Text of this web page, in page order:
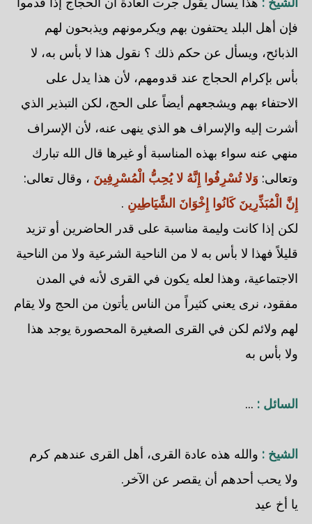
فإن أهل البلد يحتفون بهم ويكرمونهم ويذبحون لهم
الذبائح، ويسأل عن حكم ذلك ؟ نقول هذا لا بأس به، لا
بأس بإكرام الحجاج عند قدومهم، لأن هذا يدل على
الاحتفاء بهم ويشجعهم أيضاً على الحج، لكن التبذير الذي
أشرت إليه والإسراف هو الذي ينهى عنه، لأن الإسراف
منهي عنه سواء بهذه المناسبة أو غيرها قال الله تبارك
وتعالى: وَلا تُسْرِفُوا إِنَّهُ لا يُحِبُّ الْمُسْرِفِينَ ، وقال تعالى:
إِنَّ الْمُبَذِّرِينَ كَانُوا إِخْوَانَ الشَّيَاطِينِ .
لكن إذا كانت وليمة مناسبة على قدر الحاضرين أو تزيد
قليلاً فهذا لا بأس به لا من الناحية الشرعية ولا من الناحية
الاجتماعية، وهذا لعله يكون في القرى لأنه في المدن
مفقود، نرى يعني كثيراً من الناس يأتون من الحج ولا يقام
لهم ولائم لكن في القرى الصغيرة المحصورة يوجد هذا
ولا بأس به
السائل : ...
الشيخ : والله هذه عادة القرى، أهل القرى عندهم كرم
ولا يحب أحدهم أن يقصر عن الآخر.
يا أخ عيد